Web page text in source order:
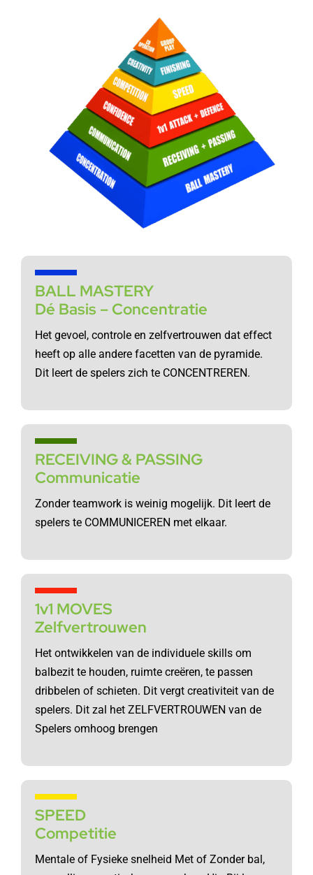
BALL MASTERY
Dé Basis – Concentratie
Het gevoel, controle en zelfvertrouwen dat effect
heeft op alle andere facetten van de pyramide.
Dit leert de spelers zich te CONCENTREREN.
RECEIVING & PASSING
Communicatie
Zonder teamwork is weinig mogelijk. Dit leert de
spelers te COMMUNICEREN met elkaar.
1v1 MOVES
Zelfvertrouwen
Het ontwikkelen van de individuele skills om
balbezit te houden, ruimte creëren, te passen
dribbelen of schieten. Dit vergt creativiteit van de
spelers. Dit zal het ZELFVERTROUWEN van de
Spelers omhoog brengen
SPEED
Competitie
Mentale of Fysieke snelheid Met of Zonder bal,